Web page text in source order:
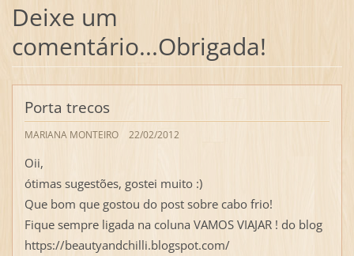
Deixe um
comentário...Obrigada!
Porta trecos
MARIANA MONTEIRO 22/02/2012
Oii,
ótimas sugestões, gostei muito :)
Que bom que gostou do post sobre cabo frio!
Fique sempre ligada na coluna VAMOS VIAJAR ! do blog
https://beautyandchilli.blogspot.com/